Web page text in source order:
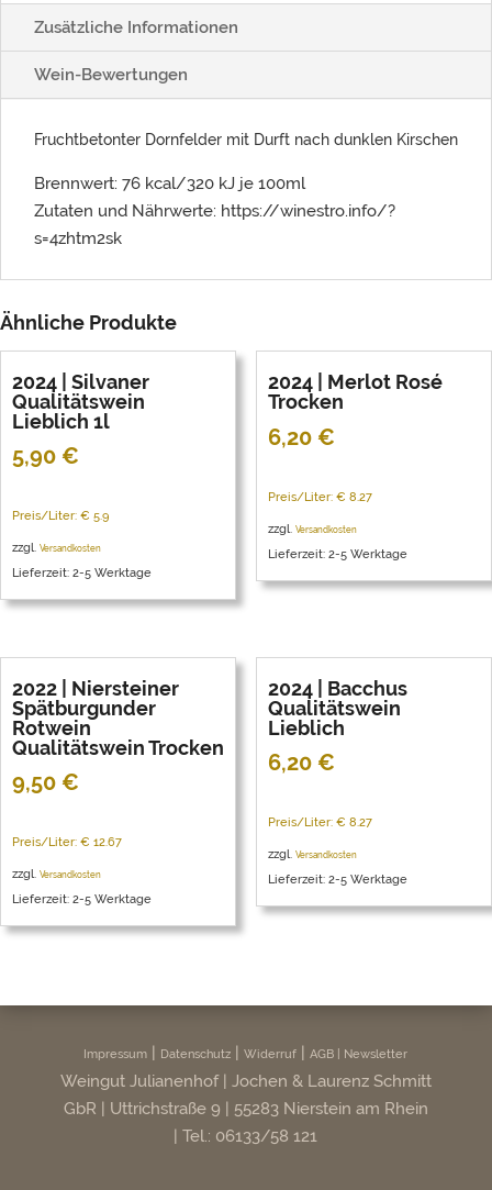
Zusätzliche Informationen
Wein-Bewertungen
Fruchtbetonter Dornfelder mit Durft nach dunklen Kirschen
Brennwert: 76 kcal/320 kJ je 100ml
Zutaten und Nährwerte: https://winestro.info/?
s=4zhtm2sk
Ähnliche Produkte
2024 | Silvaner
Qualitätswein
Lieblich 1l
5,90 €
Preis/Liter: € 5.9
zzgl. Versandkosten
Lieferzeit: 2-5 Werktage
2024 | Merlot Rosé
Trocken
6,20 €
Preis/Liter: € 8.27
zzgl. Versandkosten
Lieferzeit: 2-5 Werktage
2022 | Niersteiner
Spätburgunder
Rotwein
Qualitätswein Trocken
9,50 €
Preis/Liter: € 12.67
zzgl. Versandkosten
Lieferzeit: 2-5 Werktage
2024 | Bacchus
Qualitätswein
Lieblich
6,20 €
Preis/Liter: € 8.27
zzgl. Versandkosten
Lieferzeit: 2-5 Werktage
Impressum | Datenschutz |Widerruf |AGB | Newsletter
Weingut Julianenhof | Jochen & Laurenz Schmitt
GbR | Uttrichstraße 9 | 55283 Nierstein am Rhein
| Tel.: 06133/58 121